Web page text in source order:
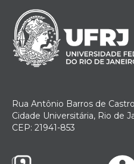
Rua Antônio Barros de
Cidade Universitária, Rio de
CEP: 21941-853